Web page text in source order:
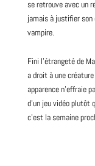
se retrouve avec un
jamais à justifier son
vampire.
Fini l’étrangeté de
a droit à une
apparence n’effraie
d’un jeu vidéo plutôt
c’est la semaine